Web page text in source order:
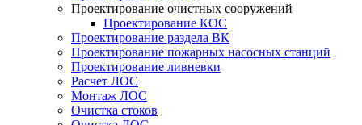
Проектирование очистных сооружений
Проектирование КОС
Проектирование раздела ВК
Проектирование пожарных насосных станций
Проектирование ливневки
Расчет ЛОС
Монтаж ЛОС
Очистка стоков